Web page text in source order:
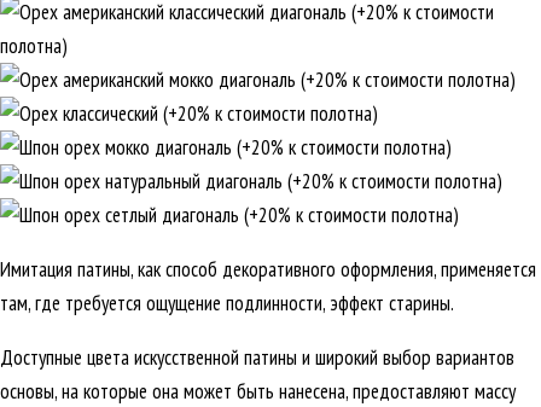
Имитация патины, как способ декоративного оформления, применяется
там, где требуется ощущение подлинности, эффект старины.
Доступные цвета искусственной патины и широкий выбор вариантов
основы, на которые она может быть нанесена, предоставляют массу